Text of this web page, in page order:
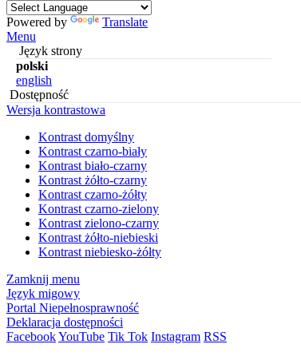
Powered by
Translate
Menu
Język strony
polski
english
Dostępność
Wersja kontrastowa
Kontrast domyślny
Kontrast czarno-biały
Kontrast biało-czarny
Kontrast żółto-czarny
Kontrast czarno-żółty
Kontrast czarno-zielony
Kontrast zielono-czarny
Kontrast żółto-niebieski
Kontrast niebiesko-żółty
Zamknij menu
Język migowy
Portal Niepełnosprawność
Deklaracja dostępności
FacebookYouTube Tik Tok Instagram RSS